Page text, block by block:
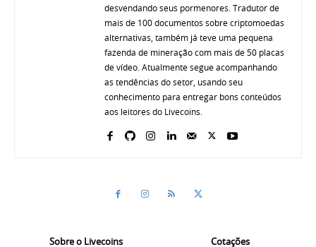
desvendando seus pormenores. Tradutor de
mais de 100 documentos sobre criptomoedas
alternativas, também já teve uma pequena
fazenda de mineração com mais de 50 placas
de vídeo. Atualmente segue acompanhando
as tendências do setor, usando seu
conhecimento para entregar bons conteúdos
aos leitores do Livecoins.
Sobre o Livecoins
Cotações